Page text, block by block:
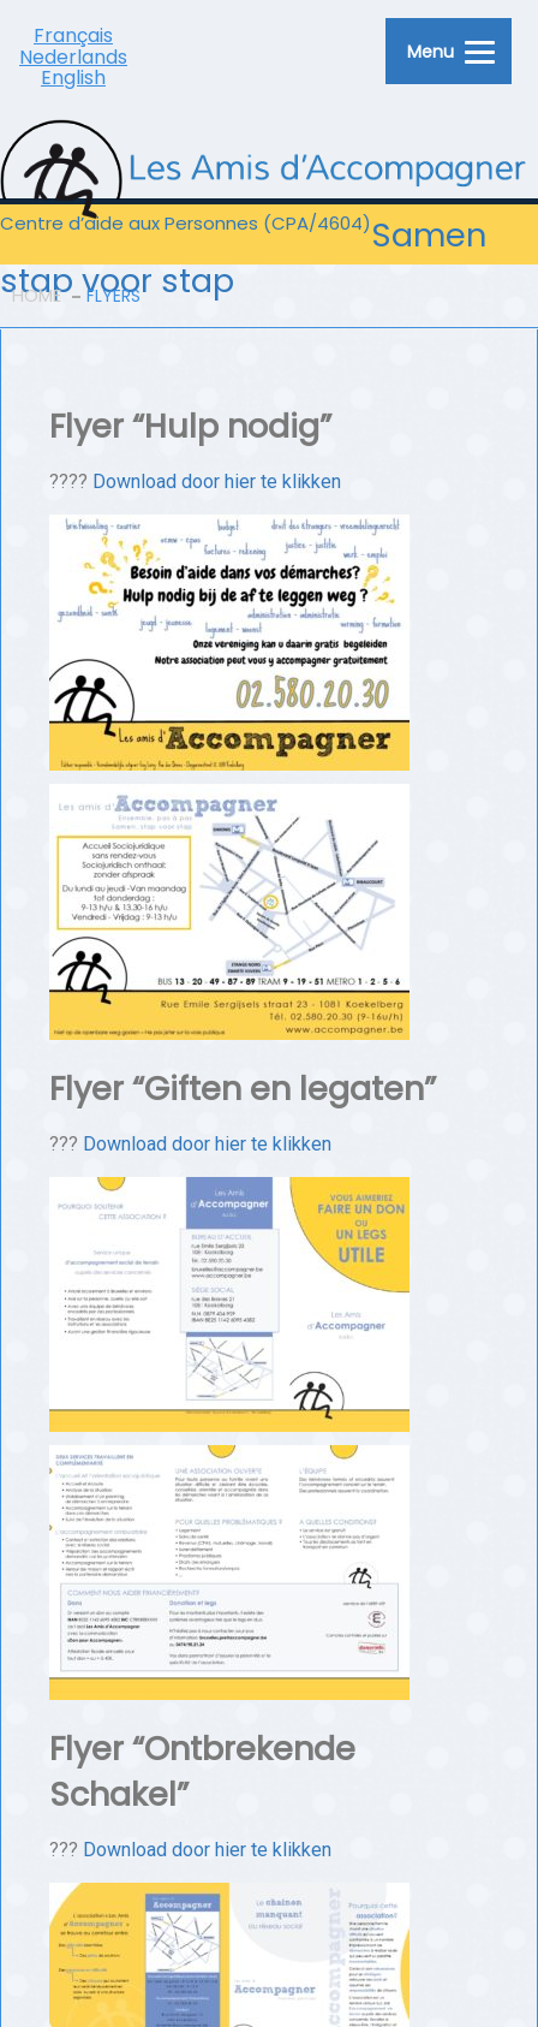
Français
Nederlands
English
Centre d’aide aux Personnes (CPA/4604)Samen
stap voor stap
HOME FLYERS
Flyer “Hulp nodig”
???? Download door hier te klikken
Flyer “Giften en legaten”
??? Download door hier te klikken
Flyer “Ontbrekende
Schakel”
??? Download door hier te klikken
Menu